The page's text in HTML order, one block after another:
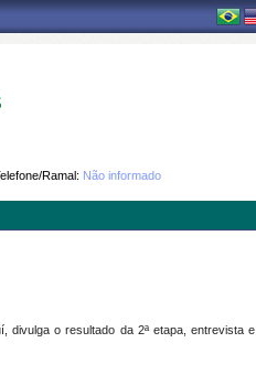
Ramal: Não informado
divulga o resultado da 2ª etapa, entrevista e